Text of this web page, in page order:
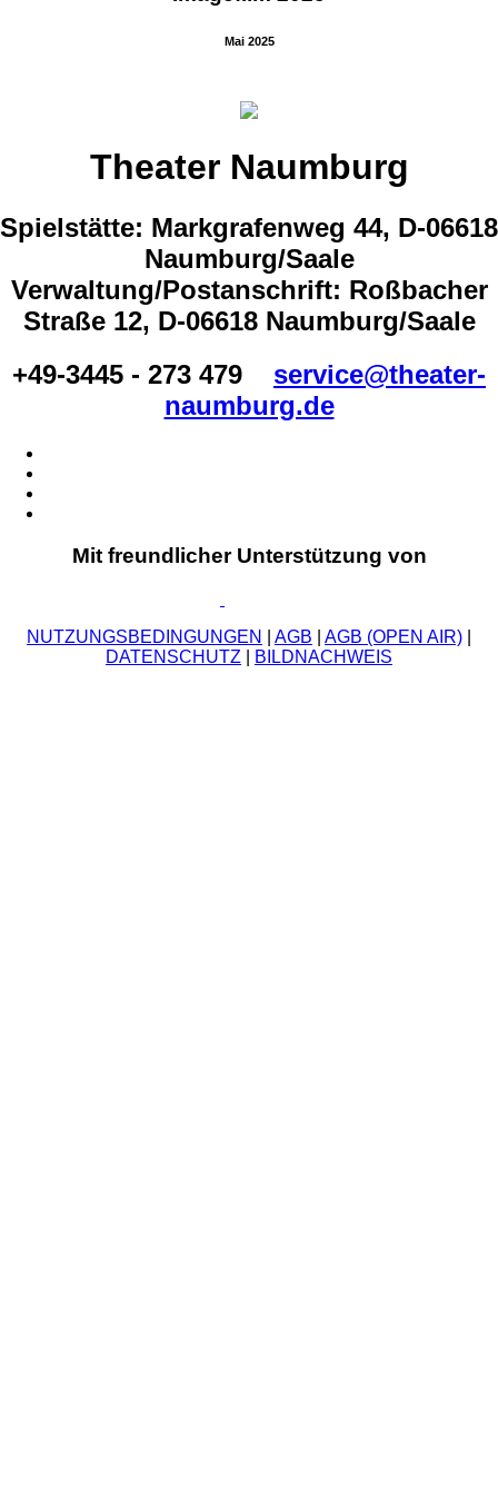
Mai 2025
Theater Naumburg
Spielstätte: Markgrafenweg 44, D-06618
Naumburg/Saale
Verwaltung/Postanschrift: Roßbacher
Straße 12, D-06618 Naumburg/Saale
+49-3445 - 273 479
service@theater-
naumburg.de
Mit freundlicher Unterstützung von
NUTZUNGSBEDINGUNGEN AGB AGB (OPEN AIR)
DATENSCHUTZ
BILDNACHWEIS